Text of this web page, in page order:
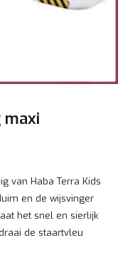
maxi
van Haba Terra Kids
en de wijsvinger
het snel en sierlijk
de staartvleu